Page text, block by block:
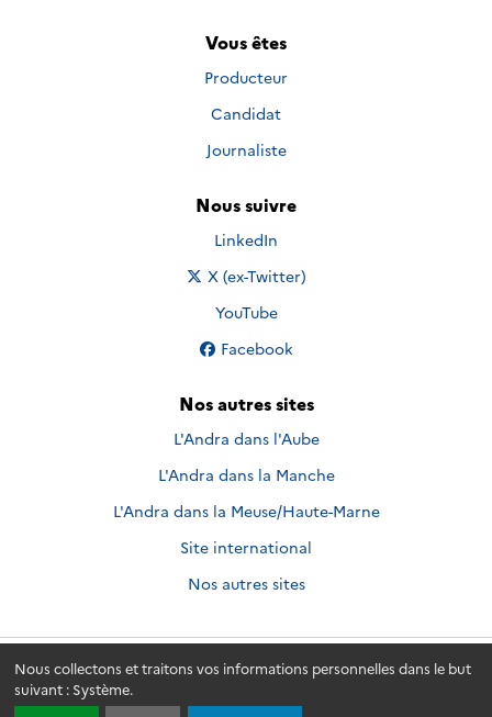
Nous collectons et traitons vos informations personnelles dans le but
suivant : Système.
Vous êtes
Producteur
Candidat
Journaliste
Nous suivre
Nous suivre sur
LinkedIn
Nous suivre sur
X (ex-Twitter)
Nous suivre sur
YouTube
Nous suivre sur
Facebook
Nos autres sites
L'Andra dans l'Aube
L'Andra dans la Manche
L'Andra dans la Meuse/Haute-Marne
Site international
Nos autres sites
Andra.fr © 2026 - Andra. Tous droits réservés.